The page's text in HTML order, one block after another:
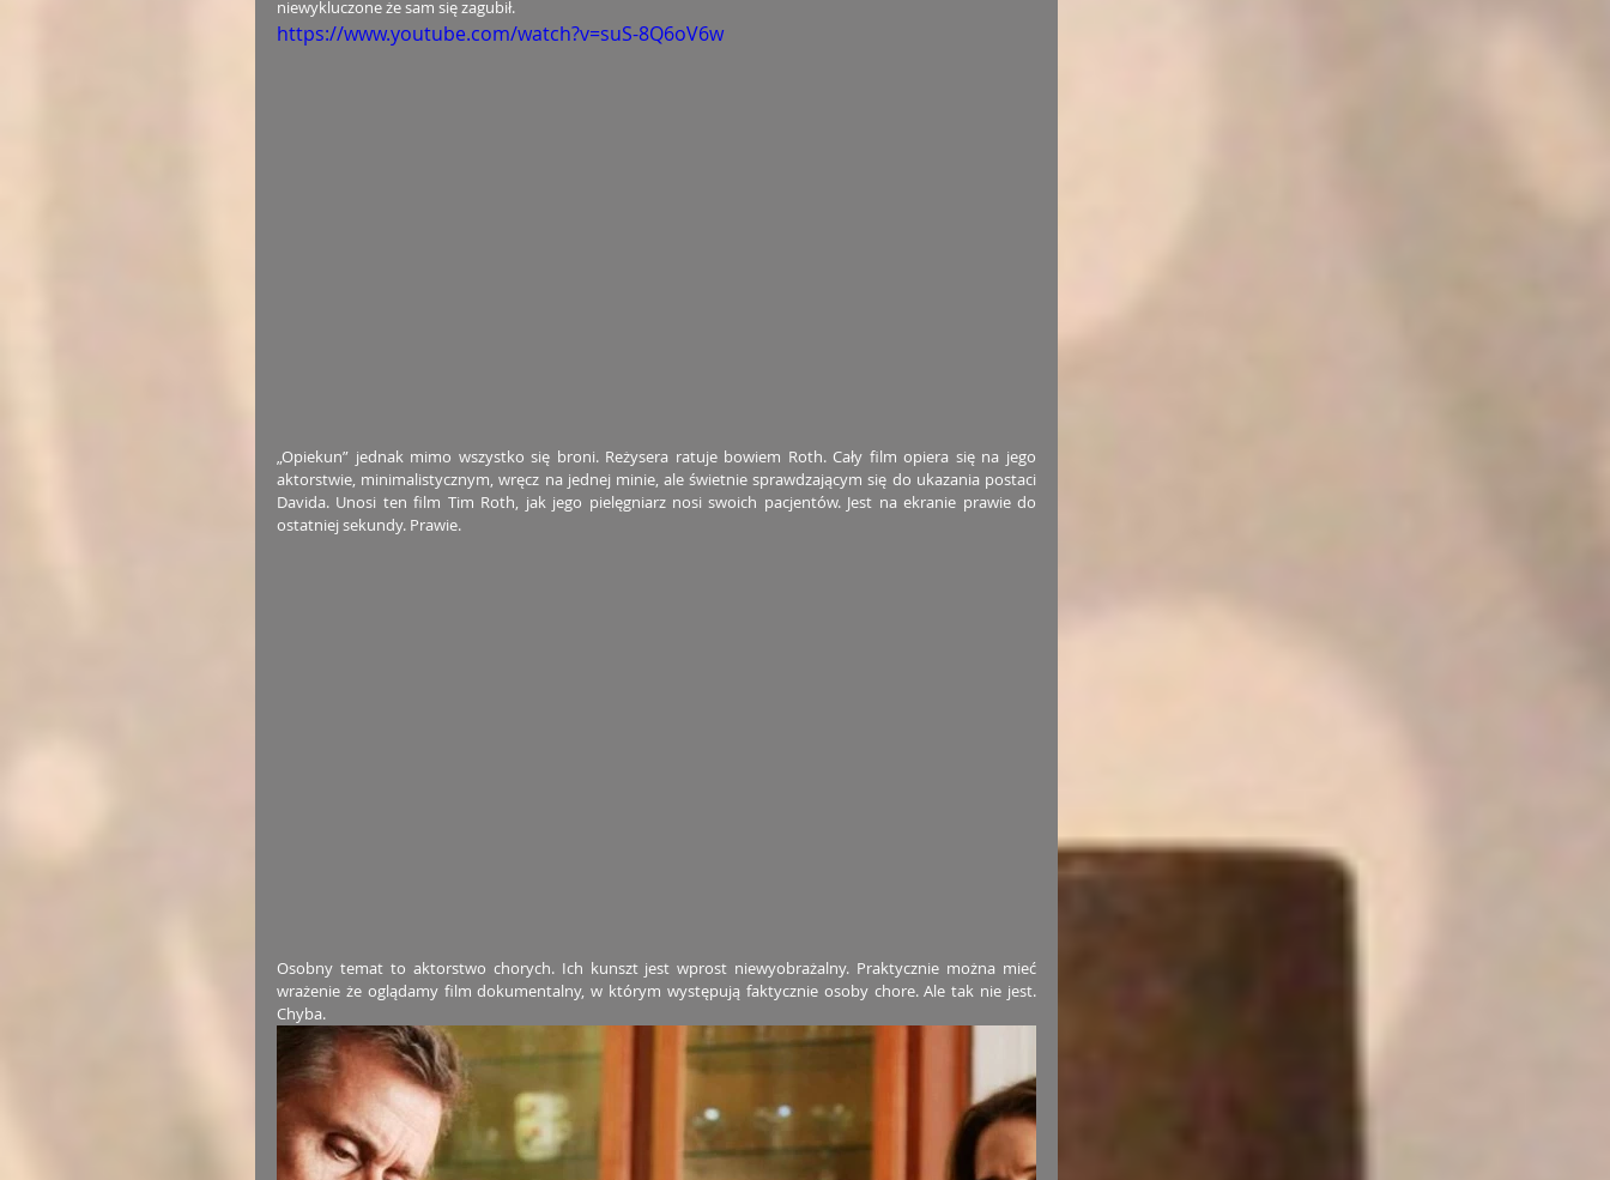
niewykluczone że sam się zagubił.
https://www.youtube.com/watch?v=suS-8Q6oV6w
„Opiekun” jednak mimo wszystko się broni. Reżysera ratuje bowiem Roth. Cały film opiera się na jego
aktorstwie, minimalistycznym, wręcz na jednej minie, ale świetnie sprawdzającym się do ukazania postaci
Davida. Unosi ten film Tim Roth, jak jego pielęgniarz nosi swoich pacjentów. Jest na ekranie prawie do
ostatniej sekundy. Prawie.
Osobny temat to aktorstwo chorych. Ich kunszt jest wprost niewyobrażalny. Praktycznie można mieć
wrażenie że oglądamy film dokumentalny, w którym występują faktycznie osoby chore. Ale tak nie jest.
Chyba.